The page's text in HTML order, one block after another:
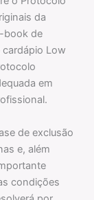
da
book de
cardápio Low
em
de exclusão
e, além
condições